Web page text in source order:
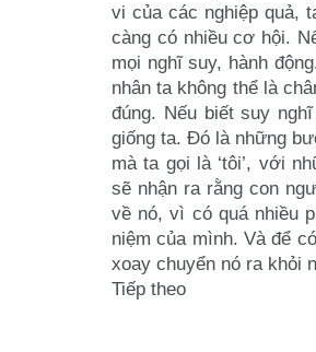
vi của các nghiệp quả,
càng có nhiều cơ hội.
mọi nghĩ suy, hành
nhân ta không thể là
đúng. Nếu biếtsuy
giống ta. Đó là những
mà ta gọi là ‘tôi’, với
sẽ nhận ra rằng con
về nó, vì có quá nhiều
niệm của mình. Và để
xoay chuyển nó ra khỏi
Tiếp theo